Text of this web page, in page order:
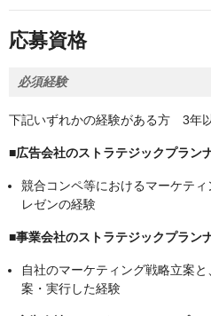
応募資格
必須経験
下記いずれかの経験がある方 3年
■広告会社のストラテジックプラン
競合コンペ等におけるマーケテ
レゼンの経験
■事業会社のストラテジックプラン
自社のマーケティング戦略立案
案・実行した経験